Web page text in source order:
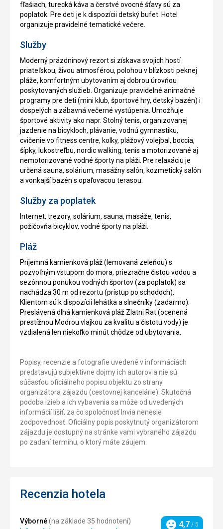
fľašiach, turecká káva a čerstvé ovocné šťavy sú za
poplatok. Pre deti je k dispozícii detský bufet. Hotel
organizuje pravidelné tematické večere.
Služby
Moderný prázdninový rezort si získava svojich hostí
priateľskou, živou atmosférou, polohou v blízkosti peknej
pláže, komfortným ubytovaním aj dobrou úrovňou
poskytovaných služieb. Organizuje pravidelné animačné
programy pre deti (mini klub, športové hry, detský bazén) i
dospelých a zábavná večerné vystúpenia. Umožňuje
športové aktivity ako napr. Stolný tenis, organizovanej
jazdenie na bicykloch, plávanie, vodnú gymnastiku,
cvičenie vo fitness centre, kolky, plážový volejbal, boccia,
šípky, lukostreľbu, nordic walking, tenis a motorizované aj
nemotorizované vodné športy na pláži. Pre relaxáciu je
určená sauna, solárium, masážny salón, kozmetický salón
a vonkajší bazén s opaľovacou terasou.
Služby za poplatek
Internet, trezory, solárium, sauna, masáže, tenis,
požičovňa bicyklov, vodné športy na pláži.
Pláž
Príjemná kamienková pláž (lemovaná zeleňou) s
pozvoľným vstupom do mora, priezračne čistou vodou a
sezónnou ponukou vodných športov (za poplatok) sa
nachádza 30 m od rezortu (prístup po schodoch).
Klientom sú k dispozícii lehátka a slnečníky (zadarmo).
Preslávená dlhá kamienková pláž Zlatni Rat (ocenená
prestížnou Modrou vlajkou za kvalitu a čistotu vody) je
vzdialená len niekoľko minút chôdze od ubytovania.
Popisy, recenzie a fotografie uvedené v informáciách
predstavujú subjektívne dojmy ich autorov a nie sú
súčasťou oficiálneho popisu objektu zo strany
organizátora zájazdu (cestovnej kancelárie). Skutočná
podoba izieb a ich vybavenia sa môže od uvedených
informácií líšiť, za čo spoločnosť Invia nenesie
zodpovednosť. Oficiálny popis poskytnutý organizátorom
zájazdu je dostupný na stránke vami vybraného zájazdu
po zadaní termínu, o ktorý máte záujem.
Recenzia hotela
Výborné(na základe 35 hodnotení)
4,7 / 5